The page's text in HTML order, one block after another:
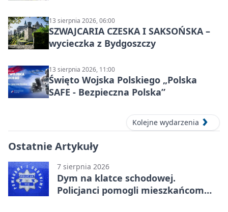
13 sierpnia 2026, 06:00
SZWAJCARIA CZESKA I SAKSOŃSKA –
wycieczka z Bydgoszczy
13 sierpnia 2026, 11:00
Święto Wojska Polskiego „Polska
SAFE - Bezpieczna Polska”
Kolejne wydarzenia
Ostatnie Artykuły
7 sierpnia 2026
Dym na klatce schodowej.
Policjanci pomogli mieszkańcom